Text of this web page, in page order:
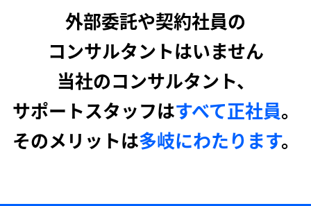
外部委託や契約社員の
コンサルタントはいません
当社のコンサルタント、
サポートスタッフはすべて正社員。
そのメリットは多岐にわたります。